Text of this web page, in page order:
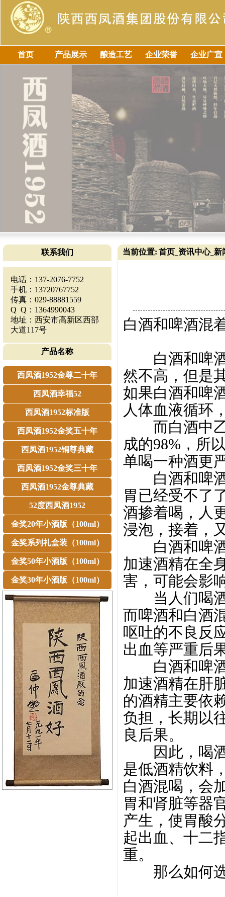
首页 产品展示 酿造工艺 企业荣誉 企业广宣
联系我们
电话：137-2076-7752
手机：13720767752
传真：029-88881559
Q Q：1364990043
地址：西安市高新区西部
大道117号
产品名称
西凤酒1952金尊二十年
西凤酒幸福52
西凤酒1952标准版
西凤酒1952金奖五十年
西凤酒1952铜尊典藏
西凤酒1952金奖三十年
西凤酒1952金尊典藏
52度西凤酒1952
金奖20年小酒版（100ml）
金奖系列礼盒装（100ml）
金奖50年小酒版（100ml）
金奖30年小酒版（100ml）
当前位置: 首页 资讯中心_ 新
白酒和啤酒混
白酒和啤酒
然不高，但是
如果白酒和啤
人体血液循环
而白酒中乙
成的98%，所
单喝一种酒更
白酒和啤酒
胃已经受不了
酒掺着喝，人
浸泡，接着，
白酒和啤酒
加速酒精在全
害，可能会影
当人们喝酒
而啤酒和白酒
呕吐的不良反
出血等严重后
白酒和啤酒
加速酒精在肝
的酒精主要依
负担，长期以
良后果。
因此，喝酒
是低酒精饮料
白酒混喝，会
胃和肾脏等器
产生，使胃酸
起出血、十二
重。
那么如何选